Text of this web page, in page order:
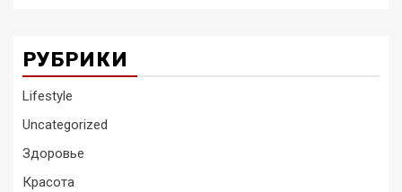
РУБРИКИ
Lifestyle
Uncategorized
Здоровье
Красота